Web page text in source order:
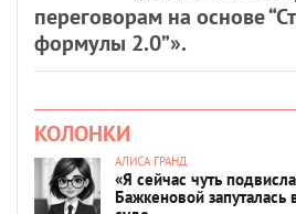
переговорам на основе
формулы 2.0”».
КОЛОНКИ
АЛИСА ГРАНД
«Я сейчас чуть
Бажкеновой запуталась